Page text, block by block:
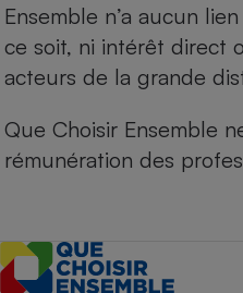
Ensemble n’a aucun
ce soit, ni intérêt direct
acteurs de la grande
Que Choisir Ensemble
rémunération des